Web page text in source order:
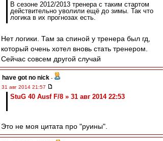
В сезоне 2012/2013 тренера с таким стартом
действительно уволили ещё до зимы. Так что
логика в их прогнозах есть.
Нет логики. Там за спиной у тренера был гд,
который очень хотел вновь стать тренером.
Сейчас совсем другой случай
have got no nick -
31 авг 2014 21:57
StuG 40 Ausf F/8 » 31 авг 2014 22:53
Это не моя цитата про "руины".